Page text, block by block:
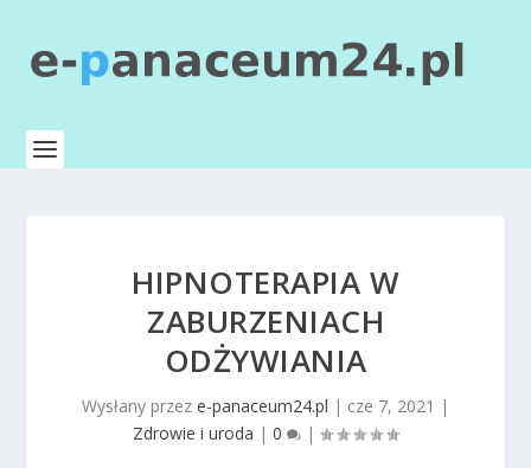
HIPNOTERAPIA W
ZABURZENIACH
ODŻYWIANIA
Wysłany przez e-panaceum24.pl | cze 7, 2021 |
Zdrowie i uroda | 0 |